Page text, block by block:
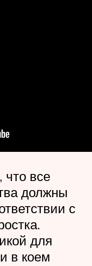
все
должны
с
для
в коем